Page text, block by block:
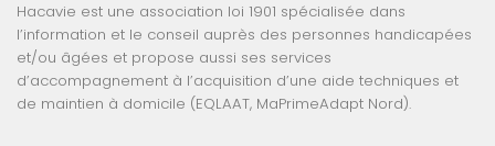
Hacavie est une association loi 1901 spécialisée dans
l’information et le conseil auprès des personnes handicapées
et/ou âgées et propose aussi ses services
d’accompagnement à l’acquisition d’une aide techniques et
de maintien à domicile (EQLAAT, MaPrimeAdapt Nord).